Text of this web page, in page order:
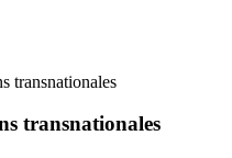
transnationales
transnationales